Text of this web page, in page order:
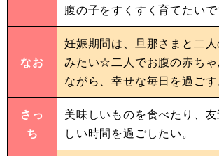
腹の子をすくすく育てたいで
なお
妊娠期間は、旦那さまと二
みたい☆二人でお腹の赤ちゃ
ながら、幸せな毎日を過ごす
さっ
ち
美味しいものを食べたり、
しい時間を過ごしたい。